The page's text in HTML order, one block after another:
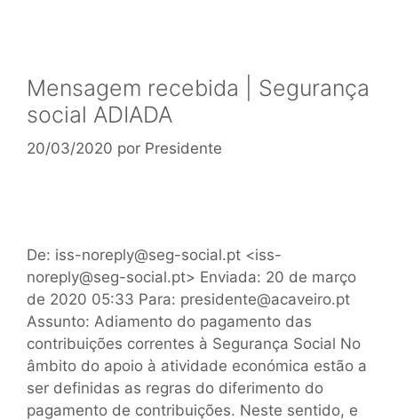
Mensagem recebida | Segurança
social ADIADA
20/03/2020 por Presidente
De: iss-noreply@seg-social.pt <iss-
noreply@seg-social.pt> Enviada: 20 de março
de 2020 05:33 Para: presidente@acaveiro.pt
Assunto: Adiamento do pagamento das
contribuições correntes à Segurança Social No
âmbito do apoio à atividade económica estão a
ser definidas as regras do diferimento do
pagamento de contribuições. Neste sentido, e